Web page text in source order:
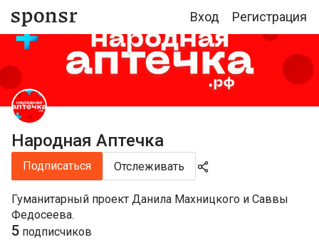
Вход Регистрация
Народная Аптечка
Подписаться Отслеживать
Гуманитарный проект Данила Махницкого и Саввы
Федосеева.
5 подписчиков